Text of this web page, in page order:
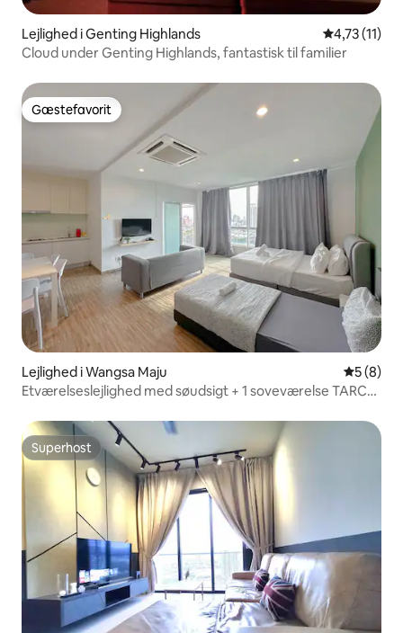
Lejlighed i Genting Highlands 4,73 ud af 5
4,73 (11)
Cloud under Genting Highlands, fantastisk til familier
Gæstefavorit
Gæstefavorit
Lejlighed i Wangsa Maju 5 ud af 5
5 (8)
Etværelseslejlighed med søudsigt + 1 soveværelse TARC
Superhost
Superhost